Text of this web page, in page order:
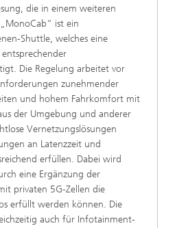
die in einem weiteren
ist ein
Shuttle, welches eine
Die Regelung arbeitet vor
zunehmender
und hohem Fahrkomfort mit
der Umgebung und anderer
Vernetzungslösungen
an Latenzzeit und
erfüllen. Dabei wird
eine Ergänzung der
privaten 5G-Zellen die
erfüllt werden können. Die
auch für Infotainment-